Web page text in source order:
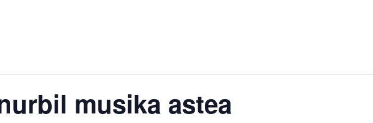
musika astea